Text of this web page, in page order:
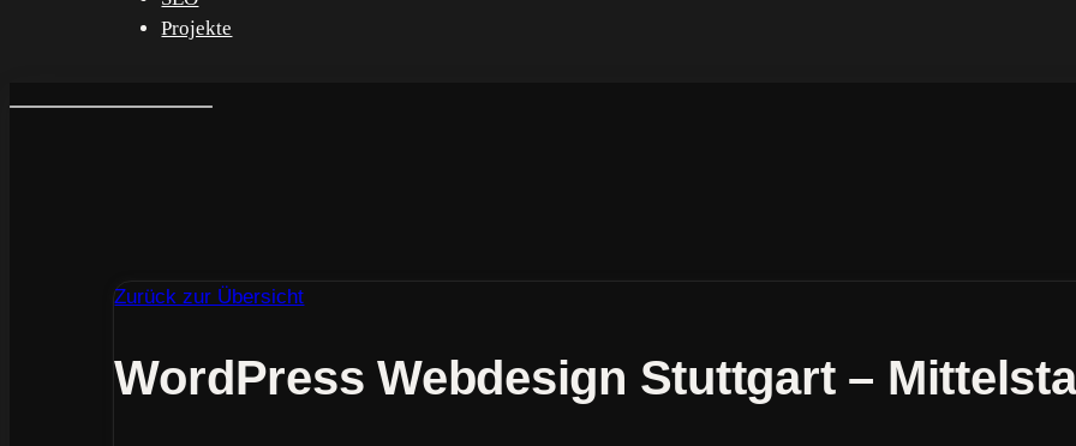
Projekte
Zurück zur Übersicht
WordPress Webdesign Stuttgart –